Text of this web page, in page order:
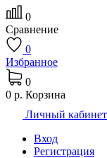
0
Сравнение
0
Избранное
0
0 р. Корзина
Личный кабинет
Вход
Регистрация